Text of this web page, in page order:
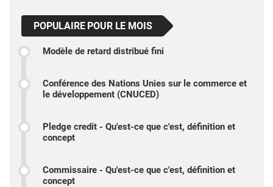
POPULAIRE POUR LE MOIS
Modèle de retard distribué fini
Conférence des Nations Unies sur le commerce et
le développement (CNUCED)
Pledge credit - Qu'est-ce que c'est, définition et
concept
Commissaire - Qu'est-ce que c'est, définition et
concept